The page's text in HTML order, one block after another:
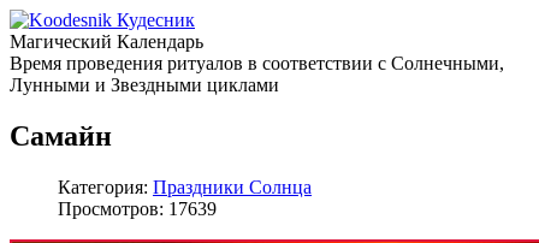
Кудесник
Магический Календарь
Время проведения ритуалов в соответствии с Солнечными,
Лунными и Звездными циклами
Самайн
Категория: Праздники Солнца
Просмотров: 17639